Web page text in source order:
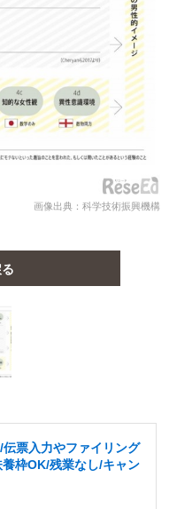
画像出典：科学技術振興機構
票入力やファイリング
枠OK/残業なし/キャン